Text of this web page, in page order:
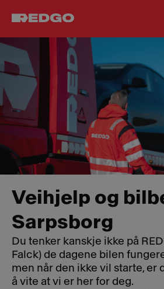
Veihjelp og
Sarpsborg
Du tenker kanskje ikke på
Falck) de dagene bilen
men når den ikke vil starte, er
å vite at vi er her for deg.